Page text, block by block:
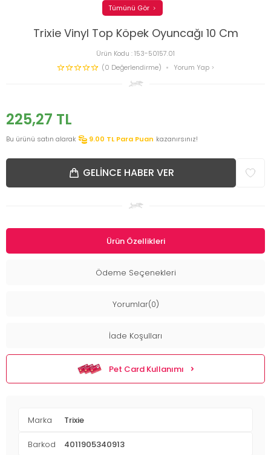
Trixie Vinyl Top Köpek Oyuncağı 10 Cm
Ürün Kodu :153-50157.01
(0 Değerlendirme)
Yorum Yap
Tümünü Gör
225,27 TL
Bu ürünü satın alarak 9.00 TL Para Puan kazanırsınız!
GELINCE HABER VER
Ürün Özellikleri
Ödeme Seçenekleri
Yorumlar(0)
İade Koşulları
Pet Card Kullanımı
Marka Trixie
Barkod 4011905340913